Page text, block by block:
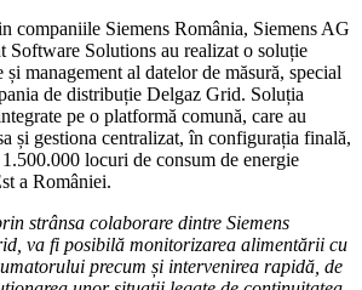
companiile Siemens România, Siemens AG
Software Solutions au realizat o soluție
management al datelor de măsură, special
de distribuție Delgaz Grid. Soluția
pe o platformă comună, care au
și gestiona centralizat, în configurația finală,
locuri de consum de energie
a României.
strânsa colaborare dintre Siemens
va fi posibilă monitorizarea alimentării cu
precum și intervenirea rapidă, de